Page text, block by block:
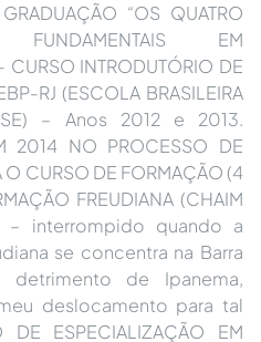
“OS QUATRO
FUNDAMENTAIS EM
CURSO INTRODUTÓRIO DE
RJ (ESCOLA BRASILEIRA
– Anos 2012 e 2013.
2014 NO PROCESSO DE
O CURSO DE FORMAÇÃO (4
FREUDIANA (CHAIM
– interrompido quando a
se concentra na Barra
de Ipanema,
deslocamento para tal
DE ESPECIALIZAÇÃO EM